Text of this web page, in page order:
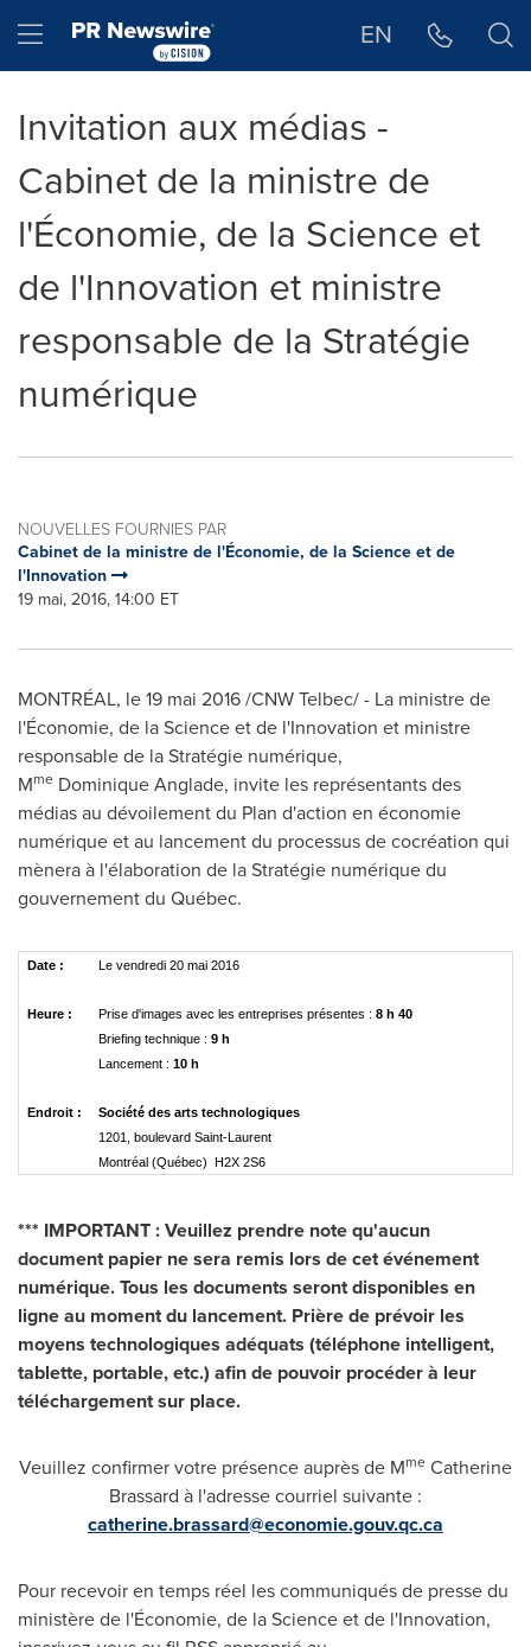
Hamburger menu EN
Invitation aux médias -
Cabinet de la ministre de
l'Économie, de la Science et
de l'Innovation et ministre
responsable de la Stratégie
numérique
NOUVELLES FOURNIES PAR
Cabinet de la ministre de l'Économie, de la Science et de
l'Innovation
19 mai, 2016, 14:00 ET
MONTRÉAL, le 19 mai 2016 /CNW Telbec/ - La ministre de
l'Économie, de la Science et de l'Innovation et ministre
responsable de la Stratégie numérique,
Mme Dominique Anglade, invite les représentants des
médias au dévoilement du Plan d'action en économie
numérique et au lancement du processus de cocréation qui
mènera à l'élaboration de la Stratégie numérique du
gouvernement du Québec.
Date : Le vendredi 20 mai 2016
Heure : Prise d'images avec les entreprises présentes : 8 h 40
Briefing technique : 9 h
Lancement : 10 h
Endroit :
Société des arts technologiques
1201, boulevard Saint-Laurent
Montréal (Québec) H2X 2S6
*** IMPORTANT : Veuillez prendre note qu'aucun
document papier ne sera remis lors de cet événement
numérique. Tous les documents seront disponibles en
ligne au moment du lancement. Prière de prévoir les
moyens technologiques adéquats (téléphone intelligent,
tablette, portable, etc.) afin de pouvoir procéder à leur
téléchargement sur place.
Veuillez confirmer votre présence auprès de Mme Catherine
Brassard à l'adresse courriel suivante :
catherine.brassard@economie.gouv.qc.ca
Pour recevoir en temps réel les communiqués de presse du
ministère de l'Économie, de la Science et de l'Innovation,